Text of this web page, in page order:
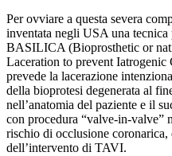
Per ovviare a questa severa
inventata negli USA una tecnica
BASILICA (Bioprosthetic or
Laceration to prevent
prevede la lacerazione
della bioprotesi degenerata al
nell’anatomia del paziente e il
con procedura “valve-in-valve”
rischio di occlusione coronarica,
dell’intervento di TAVI.